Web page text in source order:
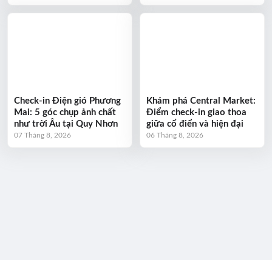
Check-in Điện gió Phương
Mai: 5 góc chụp ảnh chất
như trời Âu tại Quy Nhơn
07 Tháng 8, 2026
Khám phá Central Market:
Điểm check-in giao thoa
giữa cổ điển và hiện đại
06 Tháng 8, 2026